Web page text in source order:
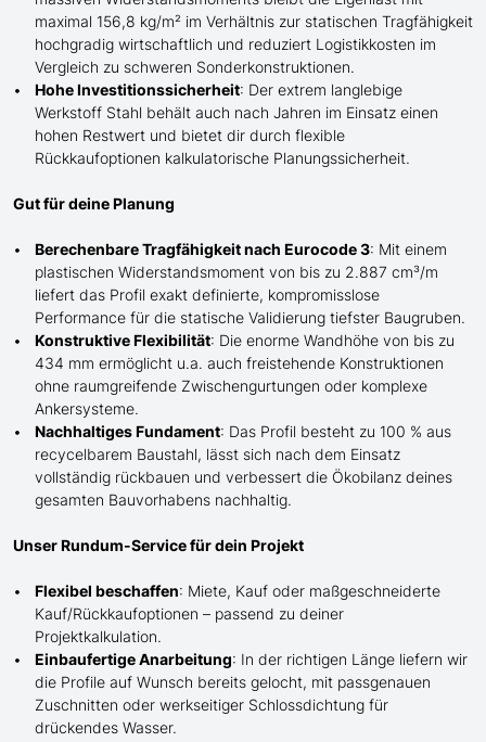
maximal 156,8 kg/m² im Verhältnis zur statischen Tragfähigkeit
hochgradig wirtschaftlich und reduziert Logistikkosten im
Vergleich zu schweren Sonderkonstruktionen.
Hohe Investitionssicherheit: Der extrem langlebige
Werkstoff Stahl behält auch nach Jahren im Einsatz einen
hohen Restwert und bietet dir durch flexible
Rückkaufoptionen kalkulatorische Planungssicherheit.
Gut für deine Planung
Berechenbare Tragfähigkeit nach Eurocode 3: Mit einem
plastischen Widerstandsmoment von bis zu 2.887 cm³/m
liefert das Profil exakt definierte, kompromisslose
Performance für die statische Validierung tiefster Baugruben.
Konstruktive Flexibilität: Die enorme Wandhöhe von bis zu
434 mm ermöglicht u.a. auch freistehende Konstruktionen
ohne raumgreifende Zwischengurtungen oder komplexe
Ankersysteme.
Nachhaltiges Fundament: Das Profil besteht zu 100 % aus
recycelbarem Baustahl, lässt sich nach dem Einsatz
vollständig rückbauen und verbessert die Ökobilanz deines
gesamten Bauvorhabens nachhaltig.
Unser Rundum-Service für dein Projekt
Flexibel beschaffen: Miete, Kauf oder maßgeschneiderte
Kauf/Rückkaufoptionen – passend zu deiner
Projektkalkulation.
Einbaufertige Anarbeitung: In der richtigen Länge liefern wir
die Profile auf Wunsch bereits gelocht, mit passgenauen
Zuschnitten oder werkseitiger Schlossdichtung für
drückendes Wasser.